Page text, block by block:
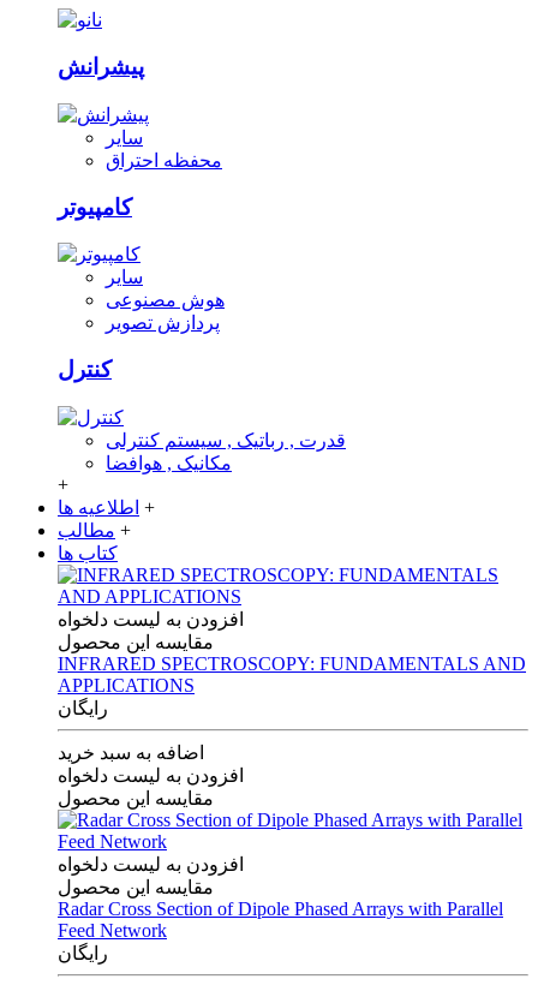
پیشرانش
سایر
محفظه احتراق
کامپیوتر
سایر
هوش مصنوعی
پردازش تصویر
کنترل
قدرت , رباتیک , سیستم کنترلی
مکانیک , هوافضا
+
اطلاعیه ها +
مطالب +
کتاب ها
افزودن به لیست دلخواه
مقایسه این محصول
INFRARED SPECTROSCOPY: FUNDAMENTALS AND
APPLICATIONS
رایگان
اضافه به سبد خرید
افزودن به لیست دلخواه
مقایسه این محصول
افزودن به لیست دلخواه
مقایسه این محصول
Radar Cross Section of Dipole Phased Arrays with Parallel
Feed Network
رایگان